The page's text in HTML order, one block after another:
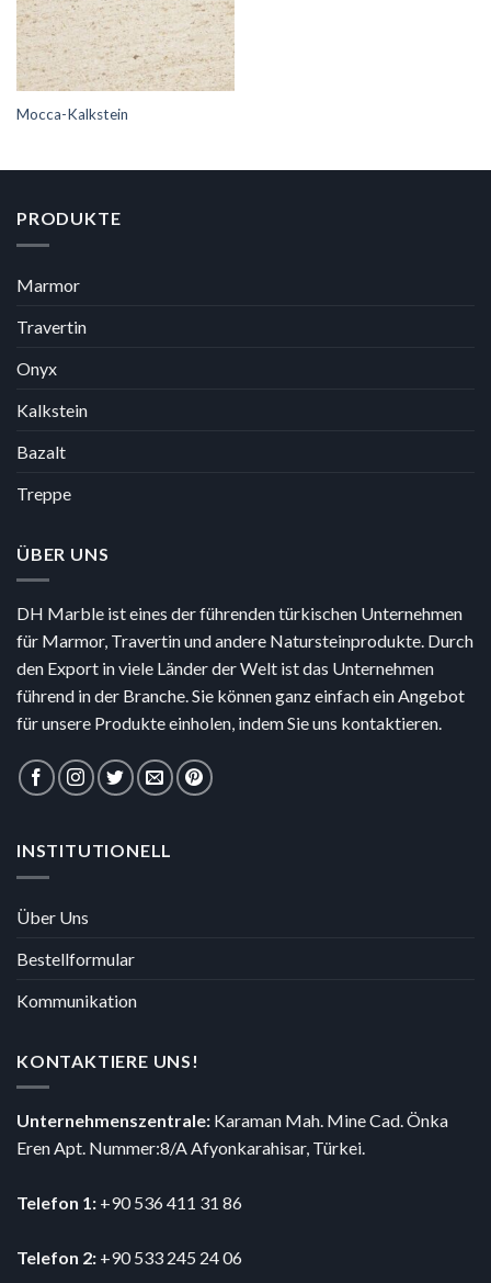
Mocca-Kalkstein
PRODUKTE
Marmor
Travertin
Onyx
Kalkstein
Bazalt
Treppe
ÜBER UNS
DH Marble ist eines der führenden türkischen Unternehmen
für Marmor, Travertin und andere Natursteinprodukte. Durch
den Export in viele Länder der Welt ist das Unternehmen
führend in der Branche. Sie können ganz einfach ein Angebot
für unsere Produkte einholen, indem Sie uns kontaktieren.
INSTITUTIONELL
Über Uns
Bestellformular
Kommunikation
KONTAKTIERE UNS!
Unternehmenszentrale: Karaman Mah. Mine Cad. Önka
Eren Apt. Nummer:8/A Afyonkarahisar, Türkei.
Telefon 1: +90 536 411 31 86
Telefon 2: +90 533 245 24 06